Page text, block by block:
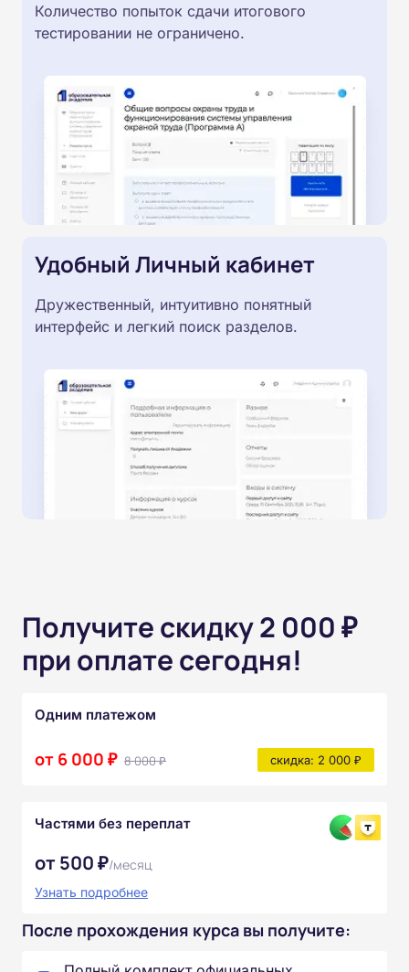
Количество попыток сдачи итогового
тестировании не ограничено.
Удобный Личный кабинет
Дружественный, интуитивно понятный
интерфейс и легкий поиск разделов.
Получите скидку 2 000 ₽
при оплате сегодня!
Одним платежом
от 6 000 ₽ 8 000 ₽ скидка: 2 000 ₽
Частями без переплат
от 500 ₽/месяц
Узнать подробнее
После прохождения курса вы получите: